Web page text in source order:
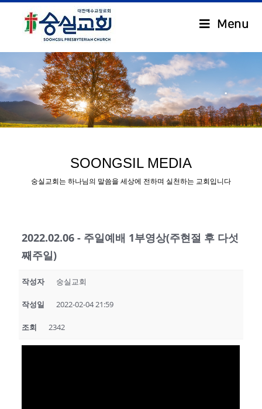
Menu
.
SOONGSIL MEDIA
숭실교회는 하나님의 말씀을 세상에 전하며 실천하는 교회입니다
2022.02.06 - 주일예배 1부영상(주현절 후 다섯
째주일)
작성자 숭실교회
작성일 2022-02-04 21:59
조회 2342